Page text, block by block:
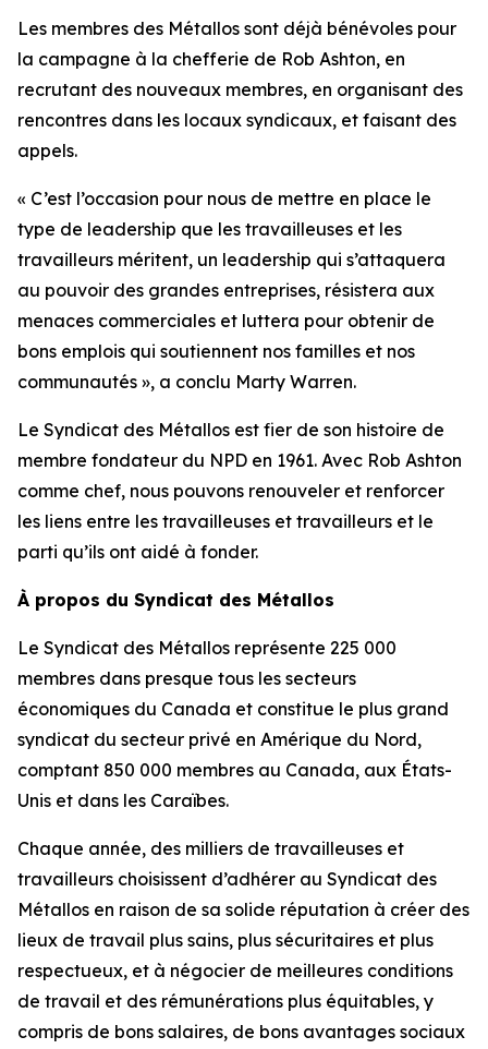
Les membres des Métallos sont déjà bénévoles pour
la campagne à la chefferie de Rob Ashton, en
recrutant des nouveaux membres, en organisant des
rencontres dans les locaux syndicaux, et faisant des
appels.
« C’est l’occasion pour nous de mettre en place le
type de leadership que les travailleuses et les
travailleurs méritent, un leadership qui s’attaquera
au pouvoir des grandes entreprises, résistera aux
menaces commerciales et luttera pour obtenir de
bons emplois qui soutiennent nos familles et nos
communautés », a conclu Marty Warren.
Le Syndicat des Métallos est fier de son histoire de
membre fondateur du NPD en 1961. Avec Rob Ashton
comme chef, nous pouvons renouveler et renforcer
les liens entre les travailleuses et travailleurs et le
parti qu’ils ont aidé à fonder.
À propos du Syndicat des Métallos
Le Syndicat des Métallos représente 225 000
membres dans presque tous les secteurs
économiques du Canada et constitue le plus grand
syndicat du secteur privé en Amérique du Nord,
comptant 850 000 membres au Canada, aux États-
Unis et dans les Caraïbes.
Chaque année, des milliers de travailleuses et
travailleurs choisissent d’adhérer au Syndicat des
Métallos en raison de sa solide réputation à créer des
lieux de travail plus sains, plus sécuritaires et plus
respectueux, et à négocier de meilleures conditions
de travail et des rémunérations plus équitables, y
compris de bons salaires, de bons avantages sociaux